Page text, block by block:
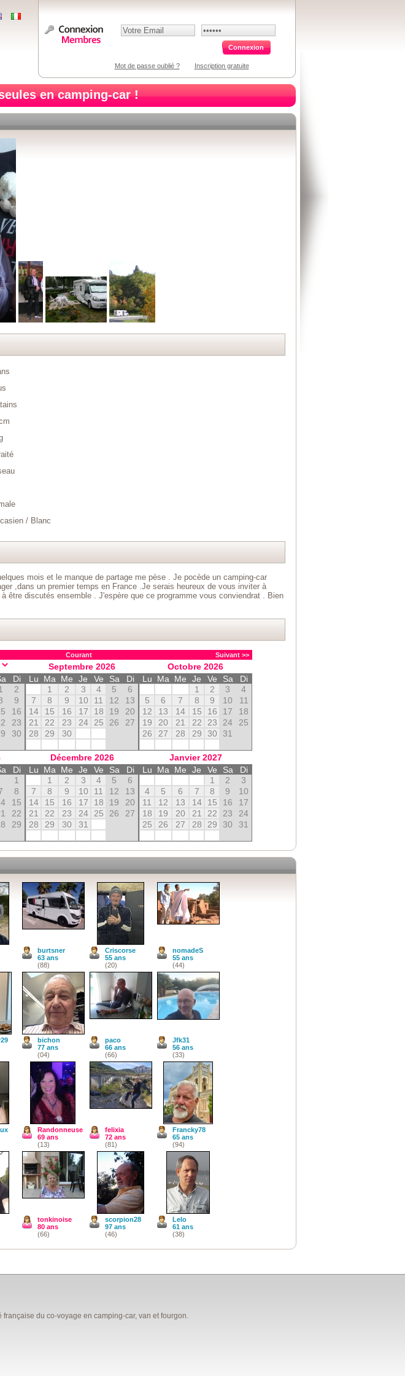
Mot de passe oublié ? Inscription gratuite
en camping-car !
/ Blanc
mois et le manque de partage me pèse . Je pocède un camping-car
,dans un premier temps en France .Je serais heureux de vous inviter à
être discutés ensemble . J'espère que ce programme vous conviendrat . Bien
Courant Suivant >>
Di
2
9
16
23
30
Septembre 2026
Lu
Ma Me Je Ve Sa
Di
1
2 3 4 5
6
7
8 9 10 11 12
13
14
15 16 17 18 19
20
21
22 23 24 25 26
27
28
29 30
Octobre 2026
Lu
Ma Me Je Ve Sa
Di
1
2 3
4
5
6 7 8 9 10
11
12
13 14 15 16 17
18
19
20 21 22 23 24
25
26
27 28 29 30 31
Di
1
8
15
22
29
Décembre 2026
Lu
Ma Me Je Ve Sa
Di
1
2 3 4 5
6
7
8 9 10 11 12
13
14
15 16 17 18 19
20
21
22 23 24 25 26
27
28
29 30 31
Janvier 2027
Lu
Ma Me Je Ve Sa
Di
1
2
3
4
5 6 7 8 9
10
11
12 13 14 15 16
17
18
19 20 21 22 23
24
25
26 27 28 29 30 31
burtsner
63 ans
(88)
Criscorse
55 ans
(20)
nomadeS
55 ans
(44)
bichon
77 ans
(04)
paco
66 ans
(66)
Jfk31
56 ans
(33)
Randonneuse
69 ans
(13)
felixia
72 ans
(81)
Francky78
65 ans
(94)
tonkinoise
80 ans
(66)
scorpion28
97 ans
(46)
Lelo
61 ans
(38)
du co-voyage en camping-car, van et fourgon.